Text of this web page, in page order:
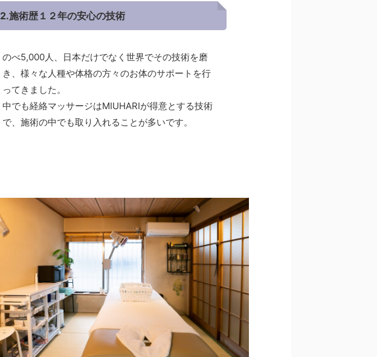
2.施術歴１２年の安心の技術
のべ5,000人、日本だけでなく世界でその技術を磨
き、様々な人種や体格の方々のお体のサポートを行
ってきました。
中でも経絡マッサージはMIUHARIが得意とする技術
で、施術の中でも取り入れることが多いです。